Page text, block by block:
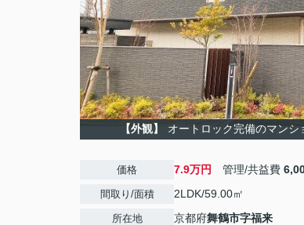
【外観】 オートロック完備のマン
価格 7.9万円 管理/共益費
間取り/面積 2LDK/59.00㎡
所在地 京都府舞鶴市字福来